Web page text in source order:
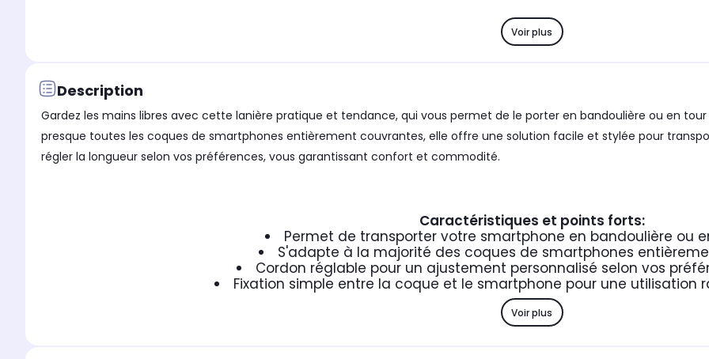
Voir plus
Description
Gardez les mains libres avec cette lanière pratique et tendance, qui vous permet de le porter en bandoulière ou en
presque toutes les coques de smartphones entièrement couvrantes, elle offre une solution facile et stylée pour
régler la longueur selon vos préférences, vous garantissant confort et commodité.
Caractéristiques et points forts:
Permet de transporter votre smartphone en bandoulière ou
S'adapte à la majorité des coques de smartphones
Cordon réglable pour un ajustement personnalisé selon vos
Fixation simple entre la coque et le smartphone pour une utilisation
Voir plus